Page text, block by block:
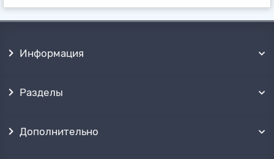
Информация
Разделы
Дополнительно